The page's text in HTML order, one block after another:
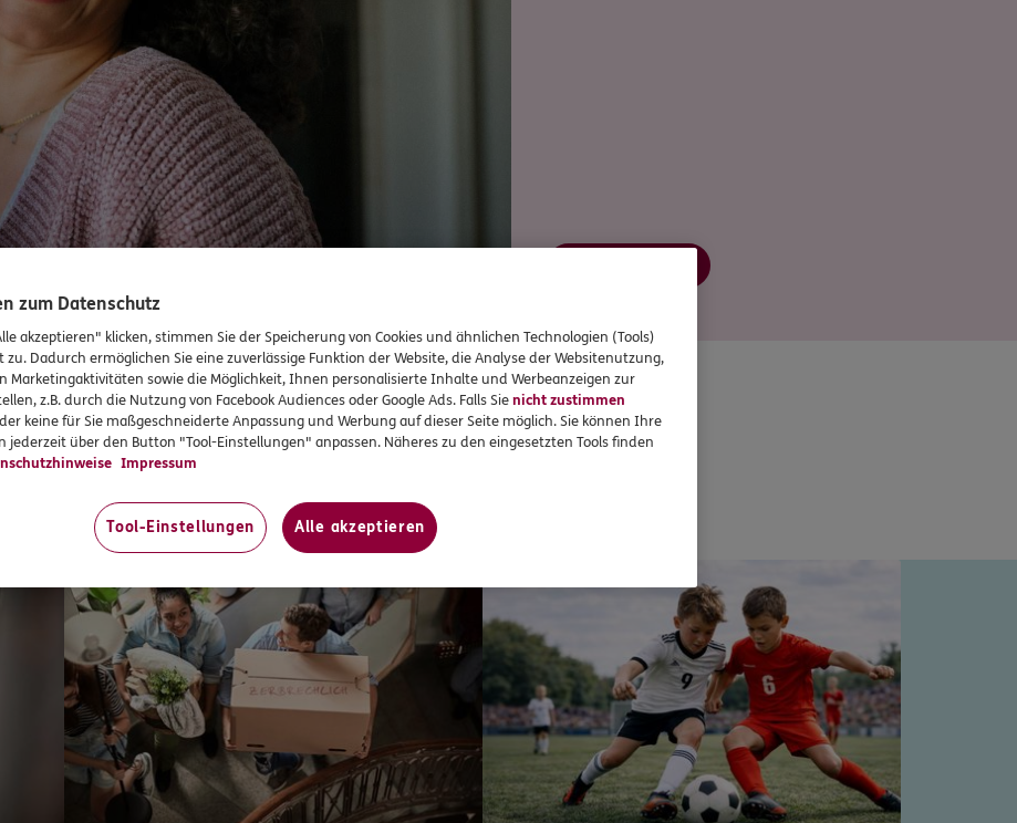
Versicherungen und Vorsorge
Unsere beliebtesten Produkte
zum Datenschutz
akzeptieren" klicken, stimmen Sie der Speicherung von Cookies und ähnlichen Technologien (Tools)
zu. Dadurch ermöglichen Sie eine zuverlässige Funktion der Website, die Analyse der Websitenutzung,
Marketingaktivitäten sowie die Möglichkeit, Ihnen personalisierte Inhalte und Werbeanzeigen zur
z.B. durch die Nutzung von Facebook Audiences oder Google Ads. Falls Sienicht zustimmen
keine für Sie maßgeschneiderte Anpassung und Werbung auf dieser Seite möglich. Sie können Ihre
jederzeit über den Button "Tool-Einstellungen" anpassen. Näheres zu den eingesetzten Tools finden
Impressum
Tool-Einstellungen Alle akzeptieren